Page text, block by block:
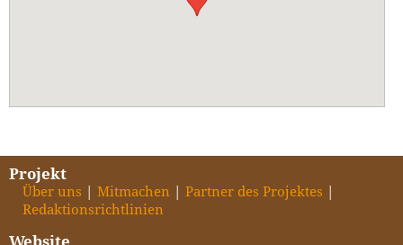
Projekt
Über uns Mitmachen
Partner des Projektes
Redaktionsrichtlinien
Website